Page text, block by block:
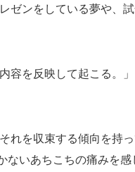
ゼンをしている夢や、
容を反映して起こる。
れを収束する傾向を持
ないあちこちの痛みを感